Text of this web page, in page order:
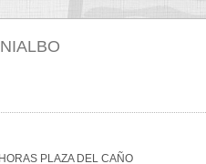
PLAZA DEL CAÑO